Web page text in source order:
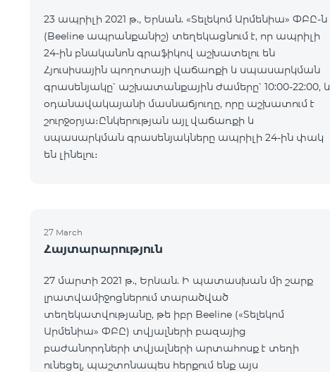
23 ապրիլի 2021 թ., Երևան. «Տելեկոմ Արմենիա» ՓԲԸ-ն
(Beeline ապրանքանիշ) տեղեկացնում է, որ ապրիլի
24-ին բնականոն գրաֆիկով աշխատելու են
Հյուսիսային պողոտայի վաճառքի և սպասարկման
գրասենյակը՝ աշխատանքային ժամերը՝ 10:00-22:00, և
օդանավակայանի մասնաճյուղը, որը աշխատում է
շուրջօրյա։Ընկերության այլ վաճառքի և
սպասարկման գրասենյակները ապրիլի 24-ին փակ
են լինելու։
27 March
Հայտարարություն
27 մարտի 2021 թ., Երևան. Ի պատասխան մի շարք
լրատվամիջոցներում տարածված
տեղեկատվությանը, թե իբր Beeline («Տելեկոմ
Արմենիա» ՓԲԸ) տվյալների բազայից
բաժանորդների տվյալների արտահոսք է տեղի
ունեցել, պաշտոնապես հերքում ենք այս